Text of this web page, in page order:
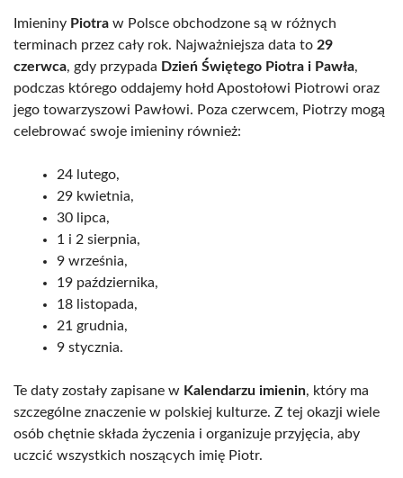
Imieniny Piotra w Polsce obchodzone są w różnych
terminach przez cały rok. Najważniejsza data to 29
czerwca, gdy przypada Dzień Świętego Piotra i Pawła,
podczas którego oddajemy hołd Apostołowi Piotrowi oraz
jego towarzyszowi Pawłowi. Poza czerwcem, Piotrzy mogą
celebrować swoje imieniny również:
24 lutego,
29 kwietnia,
30 lipca,
1 i 2 sierpnia,
9 września,
19 października,
18 listopada,
21 grudnia,
9 stycznia.
Te daty zostały zapisane w Kalendarzu imienin, który ma
szczególne znaczenie w polskiej kulturze. Z tej okazji wiele
osób chętnie składa życzenia i organizuje przyjęcia, aby
uczcić wszystkich noszących imię Piotr.